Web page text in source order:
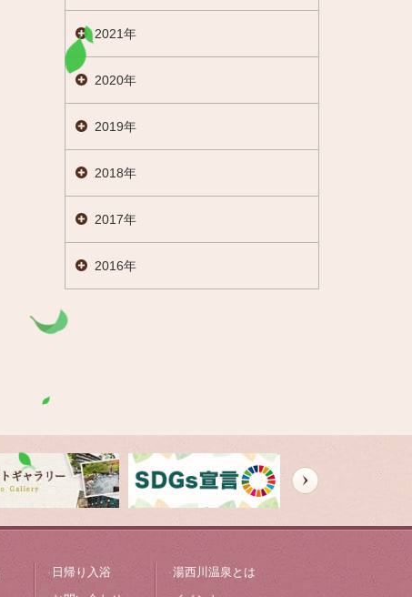
2021年
2020年
2019年
2018年
2017年
2016年
日帰り入浴 湯西川温泉とは